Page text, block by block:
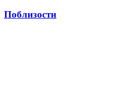
Поблизости